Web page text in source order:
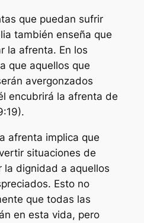
que puedan sufrir
también enseña que
la afrenta. En los
que aquellos que
avergonzados
encubrirá la afrenta de
afrenta implica que
situaciones de
la dignidad a aquellos
Esto no
que todas las
en esta vida, pero